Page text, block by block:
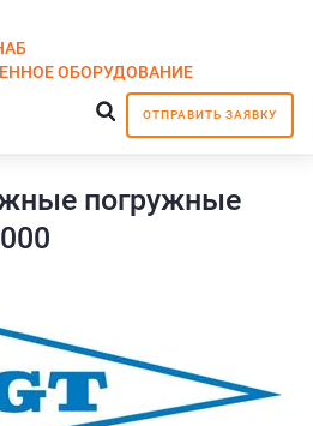
ОБОРУДОВАНИЕ
ОТПРАВИТЬ ЗАЯВКУ
погружные